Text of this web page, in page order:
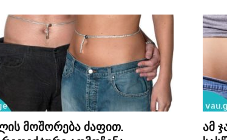
მოშორება ძაფით.
ამ